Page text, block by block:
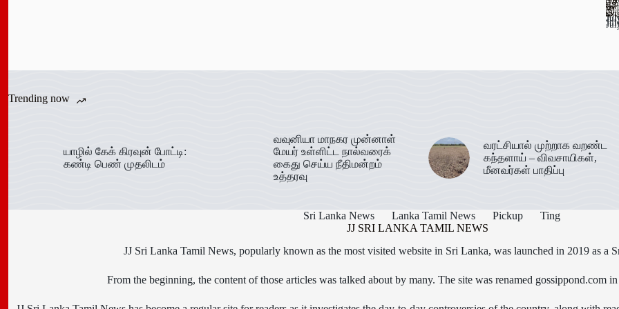
67
Trending now
யாழில் கேக் கிரவுன் போட்டி:
கண்டி பெண் முதலிடம்
வவுனியா மாநகர முன்னாள்
மேயர் உள்ளிட்ட நால்வரைக்
கைது செய்ய நீதிமன்றம்
உத்தரவு
வரட்சியால் முற்றாக வறண்ட
கந்தளாய் – விவசாயிகள்,
மீனவர்கள் பாதிப்பு
Sri Lanka News Lanka Tamil News Pickup
Ting
JJ SRI LANKA TAMIL NEWS
JJ Sri Lanka Tamil News, popularly known as the most visited website in Sri Lanka, was launched in 2019 as a
From the beginning, the content of those articles was talked about by many. The site was renamed gossippond.com